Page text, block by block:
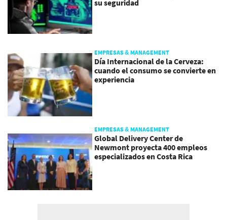
su seguridad
EMPRESAS & MANAGEMENT
Día Internacional de la Cerveza:
cuando el consumo se convierte en
experiencia
EMPRESAS & MANAGEMENT
Global Delivery Center de
Newmont proyecta 400 empleos
especializados en Costa Rica